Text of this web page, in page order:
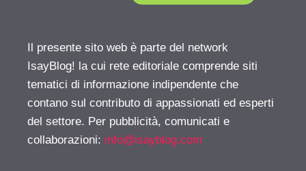
Il presente sito web è parte del network
IsayBlog! la cui rete editoriale comprende siti
tematici di informazione indipendente che
contano sul contributo di appassionati ed esperti
del settore. Per pubblicità, comunicati e
collaborazioni: info@isayblog.com